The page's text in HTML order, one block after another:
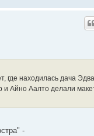
где находилась дача
и Айно Аалто делали
-